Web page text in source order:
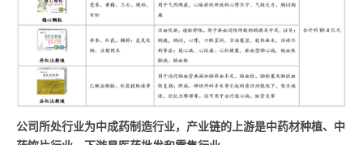
公司所处行业为中成药制造行业，产业链的上游是中药材种植、中